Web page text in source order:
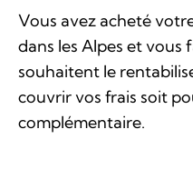
Vous avez acheté
dans les Alpes et vous
souhaitent le
couvrir vos frais soit
complémentaire.